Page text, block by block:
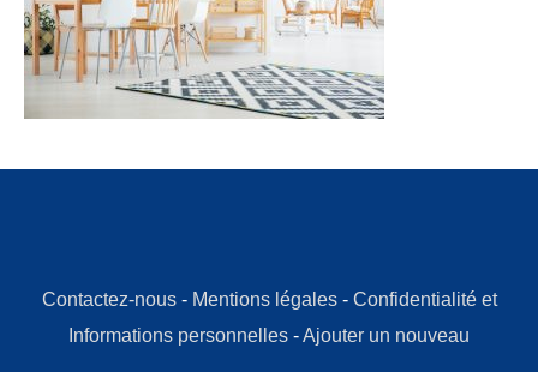
Contactez-nous- Mentions légales- Confidentialité et
Informations personnelles -Ajouter un nouveau